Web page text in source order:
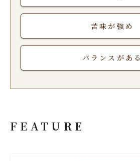
苦味が強め
バランスがある
FEATURE